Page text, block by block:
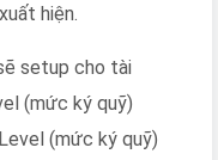
hiện.
setup cho tài
(mức ký quỹ)
(mức ký quỹ)